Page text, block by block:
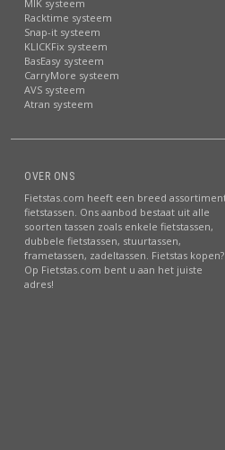
MIK systeem
Racktime systeem
Snap-it systeem
KLICKFix systeem
BasEasy systeem
CarryMore systeem
AVS systeem
Atran systeem
OVER ONS
Fietstas.com heeft een breed
fietstassen. Ons aanbod bestaat uit alle
soorten tassen zoals enkele fietstassen,
dubbele fietstassen, stuurtassen,
frametassen, zadeltassen. Fietstas kopen?
Op Fietstas.com bent u aan het juiste
adres!